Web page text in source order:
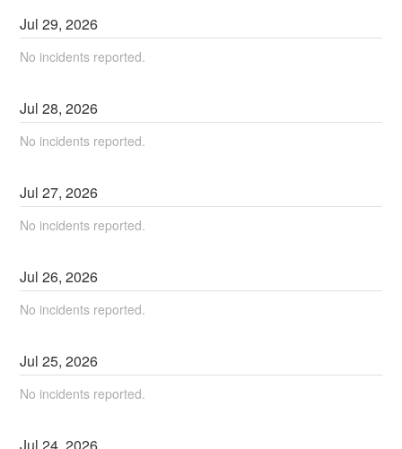
Jul29,2026
No incidents reported.
Jul28,2026
No incidents reported.
Jul27,2026
No incidents reported.
Jul26,2026
No incidents reported.
Jul25,2026
No incidents reported.
Jul 24 2026